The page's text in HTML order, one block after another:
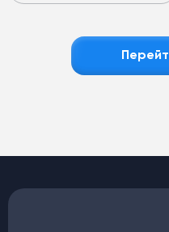
Supra 822 / Supra 850 / Supra
850 Mt / Supra 850U
Медный испаритель и